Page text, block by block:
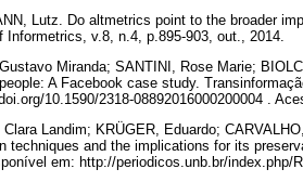
Lutz. Do altmetrics point to the broader
Informetrics, v.8, n.4, p.895-903, out., 2014.
Miranda; SANTINI, Rose Marie;
A Facebook case study.
10.1590/2318-08892016000200004 .
Clara Landim; KRÜGER, Eduardo;
techniques and the implications for its
em: http://periodicos.unb.br/